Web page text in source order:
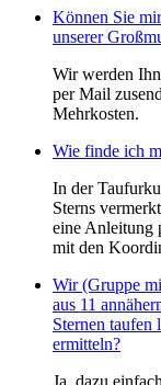
Können Sie
unserer
Wir werden
per Mail
Mehrkosten.
Wie finde ich
In der
Sterns
eine Anleitung
mit den
Wir (Gruppe
aus 11
Sternen taufen
ermitteln?
Ja, dazu